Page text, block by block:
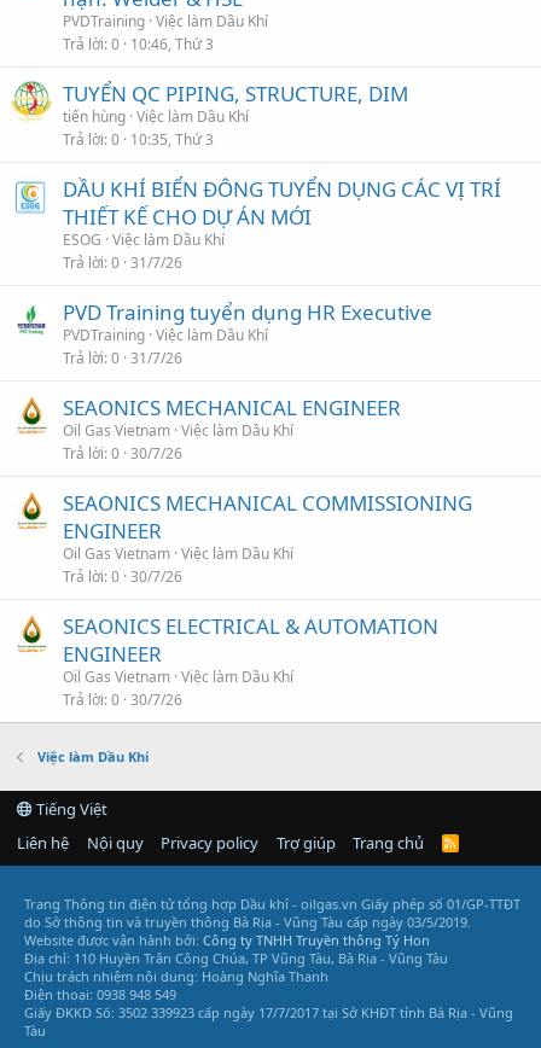
PVDTraining Việc làm Dầu Khí
Trả lời 0 10:46, Thứ 3
TUYỂN QC PIPING, STRUCTURE, DIM
tiến hùng Việc làm Dầu Khí
Trả lời 0 10:35, Thứ 3
DẦU KHÍ BIỂN ĐÔNG TUYỂN DỤNG CÁC VỊ TRÍ
THIẾT KẾ CHO DỰ ÁN MỚI
ESOG Việc làm Dầu Khí
Trả lời 0 31/7/26
PVD Training tuyển dụng HR Executive
PVDTraining Việc làm Dầu Khí
Trả lời 0 31/7/26
SEAONICS MECHANICAL ENGINEER
Oil Gas Vietnam Việc làm Dầu Khí
Trả lời 0 30/7/26
SEAONICS MECHANICAL COMMISSIONING
ENGINEER
Oil Gas Vietnam Việc làm Dầu Khí
Trả lời 0 30/7/26
SEAONICS ELECTRICAL & AUTOMATION
ENGINEER
Oil Gas Vietnam Việc làm Dầu Khí
Trả lời 0 30/7/26
Việc làm Dầu Khí
Tiếng Việt
Liên hệ
Nội quy Privacy policy Trợ giúp Trang chủ
R
Trang Thông tin điện tử tổng hợp Dầu khí - oilgas.vn Giấy phép số 01/GP-TTĐT
do Sở thông tin và truyền thông Bà Rịa - Vũng Tàu cấp ngày 03/5/2019.
Website được vận hành bởi: Công ty TNHH Truyền thông Tý Hon
Địa chỉ: 110 Huyền Trân Công Chúa, TP Vũng Tàu, Bà Rịa - Vũng Tàu
Chịu trách nhiệm nội dung: Hoàng Nghĩa Thanh
Điện thoại: 0938 948 549
Giấy ĐKKD Số: 3502 339923 cấp ngày 17/7/2017 tại Sở KHĐT tỉnh Bà Rịa - Vũng
Tàu